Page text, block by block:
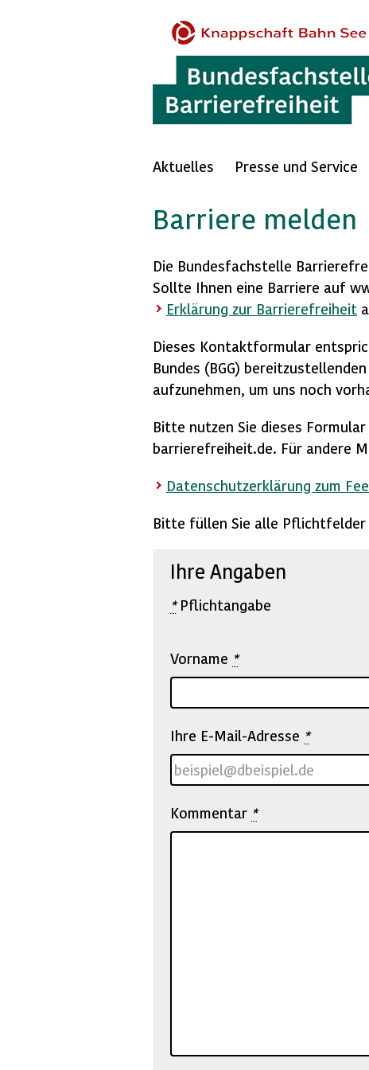
Aktuelles Presse und Service
Barriere melden
Die Bundesfachstelle
Sollte Ihnen eine Barriere auf
Erklärung zur Barrierefreiheit
Dieses Kontaktformular
Bundes (BGG)
aufzunehmen, um uns noch
Bitte nutzen Sie dieses
barrierefreiheit.de. Für andere
Datenschutzerklärung zum
Bitte füllen Sie alle Pflichtfelder
Ihre Angaben
*Pflichtangabe
Vorname *
Ihre E-Mail-Adresse *
Kommentar *